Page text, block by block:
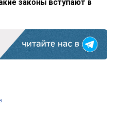
законы вступают в